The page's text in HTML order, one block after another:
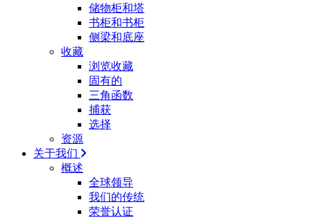
储物柜和塔
书柜和书柜
侧梁和底座
收藏
浏览收藏
固有的
三角函数
捕获
选择
资源
关于我们
概述
全球领导
我们的传统
荣誉认证